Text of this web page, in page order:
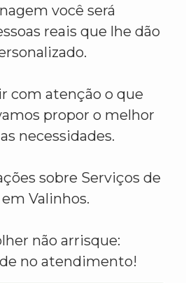
você será
reais que lhe dão
com atenção o que
propor o melhor
necessidades.
sobre Serviços de
Valinhos.
não arrisque:
no atendimento!